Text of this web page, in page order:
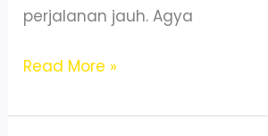
perjalanan jauh. Agya
Sewa
Agya
Read More »